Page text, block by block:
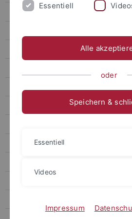
2021: Hoffnung und Kritik
2015: Medizin- und Bioethik
2013: Gemeinschaft (Fortbildung)
Essentiell
Alle
oder
Speichern &
Essentiell
Videos
Impressum